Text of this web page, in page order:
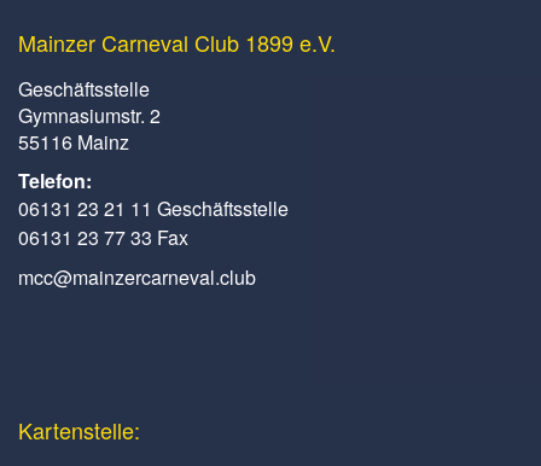
Mainzer Carneval Club 1899 e.V.
Geschäftsstelle
Gymnasiumstr. 2
55116 Mainz
Telefon:
06131 23 21 11 Geschäftsstelle
06131 23 77 33 Fax
mcc@mainzercarneval.club
Kartenstelle: